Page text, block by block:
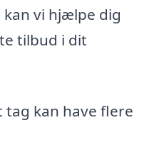
vi hjælpe dig
tilbud i dit
tag kan have flere